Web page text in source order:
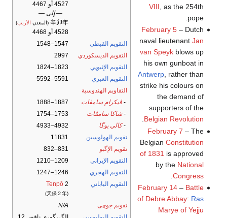
4527 أو 4467
— إلى —
辛卯年 (المعدن الأرنب)
4528 أو 4468
التقويم القبطي
1547–1548
التقويم الديسكوردي
2997
التقويم الإثيوپي
1823–1824
التقويم العبري
5591–5592
التقاويم الهندوسية
- ڤيكرام سامڤات
1887–1888
-شاكا سامڤات
1753–1754
-كالي يوگا
4932–4933
تقويم الهولوسين
11831
تقويم الإگبو
831–832
التقويم الإيراني
1209–1210
التقويم الهجري
1246–1247
التقويم الياباني
Tenpō 2
(天保２年)
تقويم جوچى
N/A
VIII , as the 254th
pope.
February 5– Dutch
naval lieutenant Jan
van Speykblows up
his own gunboat in
Antwerp, rather than
strike his colours on
the demand of
supporters of the
Belgian Revolution
.
February 7 – The
Belgian Constitution
of 1831 is approved
by the National
Congress
February 14– Battle
of Debre Abbay: Ras
Marye of Yejju